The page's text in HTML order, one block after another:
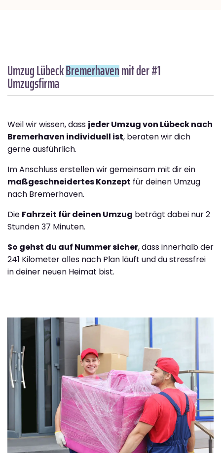
Umzug LübeckBremer­havenmit der #1
Umzugsfirma
Weil wir wissen, dass jeder Umzug von Lübeck nach
Bremer­haven individuell ist, beraten wir dich
gerne ausführlich.
Im Anschluss erstellen wir gemeinsam mit dir ein
maßgeschneidertes Konzept für deinen Umzug
nach Bremer­haven.
Die Fahrzeit für deinen Umzug beträgt dabei nur 2
Stunden 37 Minuten.
So gehst du auf Nummer sicher, dass innerhalb der
241 Kilometer alles nach Plan läuft und du stressfrei
in deiner neuen Heimat bist.